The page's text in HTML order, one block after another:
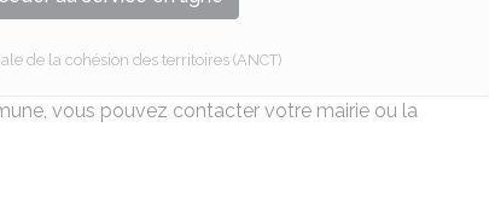
de la cohésion des territoires (ANCT)
vous pouvez contacter votre mairie ou la